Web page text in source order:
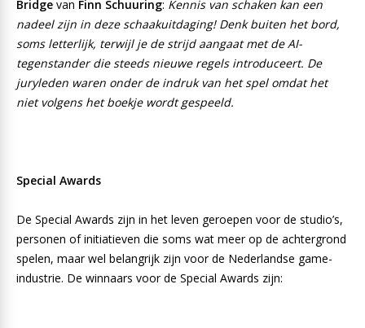
Bridge van Finn Schuuring: Kennis van schaken kan een
nadeel zijn in deze schaakuitdaging! Denk buiten het bord,
soms letterlijk, terwijl je de strijd aangaat met de AI-
tegenstander die steeds nieuwe regels introduceert. De
juryleden waren onder de indruk van het spel omdat het
niet volgens het boekje wordt gespeeld.
Special Awards
De Special Awards zijn in het leven geroepen voor de studio’s,
personen of initiatieven die soms wat meer op de achtergrond
spelen, maar wel belangrijk zijn voor de Nederlandse game-
industrie. De winnaars voor de Special Awards zijn: